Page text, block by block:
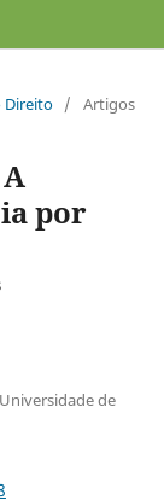
Direito / Artigos
por
de